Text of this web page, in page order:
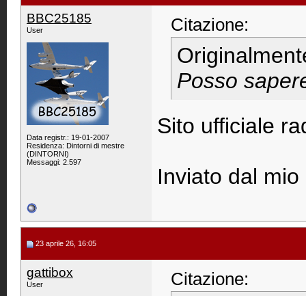
BBC25185
User
Data registr.: 19-01-2007
Residenza: Dintorni di mestre
(DINTORNI)
Messaggi: 2.597
Citazione:
Posso
Sito ufficiale
Inviato dal
23 aprile 26, 16:05
gattibox
User
Citazione: